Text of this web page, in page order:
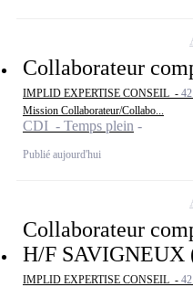
Collaborateur
IMPLID EXPERTISE CONSEIL -
Mission Collaborateur/Collabo...
CDI - Temps plein
Publié aujourd'hui
Collaborateur
H/F SAVIGNEUX
IMPLID EXPERTISE CONSEIL -